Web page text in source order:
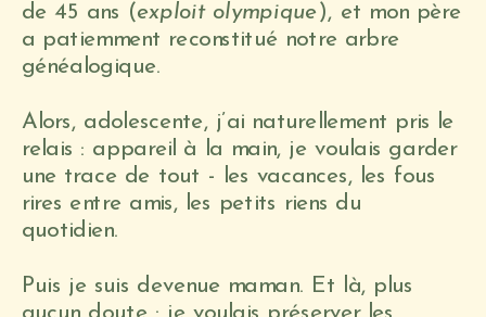
de 45 ans (exploit olympique), et mon père
a patiemment reconstitué notre arbre
généalogique.
Alors, adolescente, j’ai naturellement pris le
relais : appareil à la main, je voulais garder
une trace de tout - les vacances, les fous
rires entre amis, les petits riens du
quotidien.
Puis je suis devenue maman. Et là, plus